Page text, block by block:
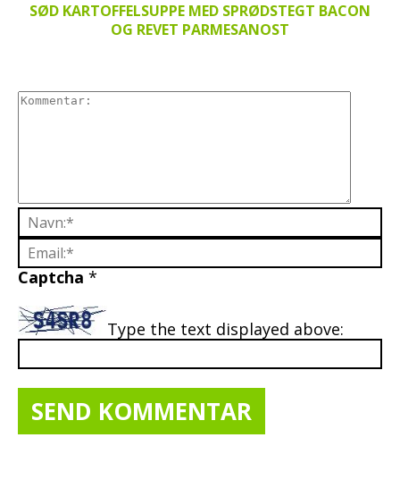
SØD KARTOFFELSUPPE MED SPRØDSTEGT BACON
OG REVET PARMESANOST
Captcha *
Type the text displayed above: